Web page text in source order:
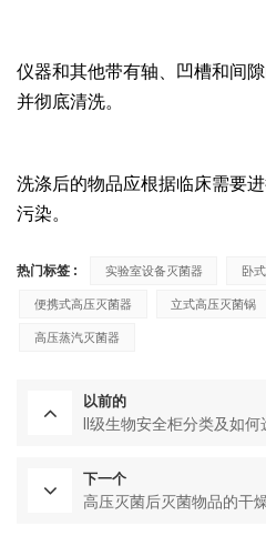
仪器和其他带有轴、凹槽和间
并彻底清洗。
洗涤后的物品应根据临床需要
污染。
热门标签 : 实验室设备灭菌器 卧
便携式高压灭菌器 立式高压灭菌锅
高压蒸汽灭菌器
以前的
II级生物安全柜分类及如何
下一个
高压灭菌后灭菌物品的干